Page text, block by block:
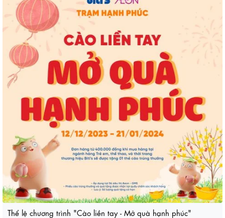
Thể lệ chương trình "Cào liền tay - Mở quà hạnh phúc"